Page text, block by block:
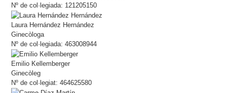
Nº de col·legiada: 121205150
Laura Hernández Hernández
Ginecòloga
Nº de col·legiada: 463008944
Emilio Kellemberger
Ginecòleg
Nº de col·legiat: 464625580